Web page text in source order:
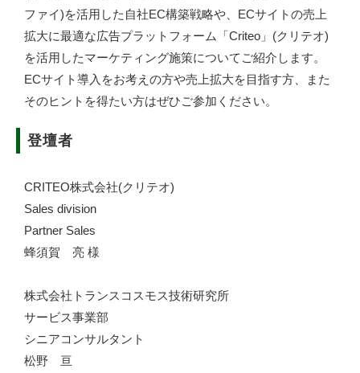
ファイ)を活用した自社EC構築戦略や、ECサイトの売上
拡大に最適な広告プラットフォーム「Criteo」(クリテオ)
を活用したマーケティング施策についてご紹介します。
ECサイト導入をお考えの方や売上拡大を目指す方、また
そのヒントを得たい方はぜひご参加ください。
登壇者
CRITEO株式会社(クリテオ)
Sales division
Partner Sales
蜂須賀 亮 様
株式会社トランスコスモス技術研究所
サービス事業部
シニアコンサルタント
松野 亘